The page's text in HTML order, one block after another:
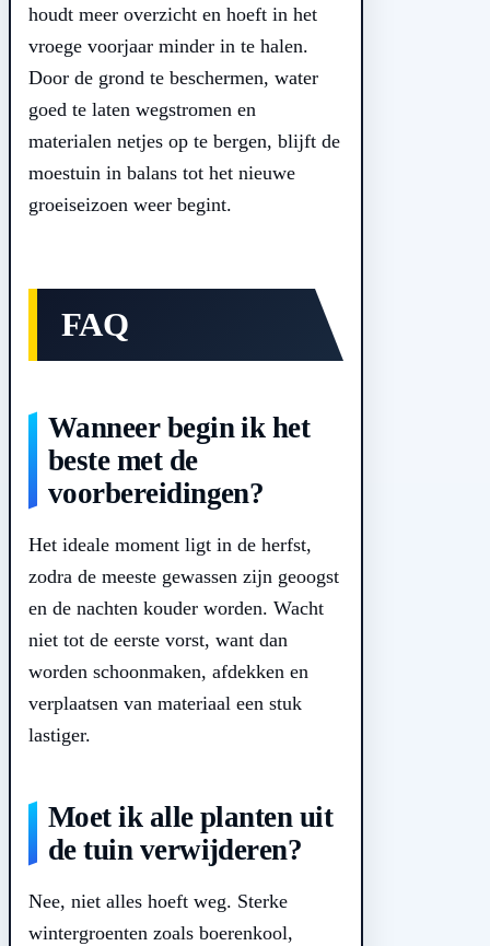
houdt meer overzicht en hoeft in het
vroege voorjaar minder in te halen.
Door de grond te beschermen, water
goed te laten wegstromen en
materialen netjes op te bergen, blijft de
moestuin in balans tot het nieuwe
groeiseizoen weer begint.
FAQ
Wanneer begin ik het
beste met de
voorbereidingen?
Het ideale moment ligt in de herfst,
zodra de meeste gewassen zijn geoogst
en de nachten kouder worden. Wacht
niet tot de eerste vorst, want dan
worden schoonmaken, afdekken en
verplaatsen van materiaal een stuk
lastiger.
Moet ik alle planten uit
de tuin verwijderen?
Nee, niet alles hoeft weg. Sterke
wintergroenten zoals boerenkool,